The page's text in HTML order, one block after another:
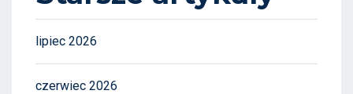
lipiec 2026
czerwiec 2026